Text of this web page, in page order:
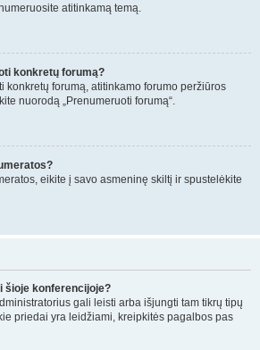
atitinkamą temą.
konkretų forumą?
konkretų forumą, atitinkamo forumo peržiūros
nuorodą „Prenumeruoti forumą“.
eikite į savo asmeninę skiltį ir spustelėkite
šioje konferencijoje?
gali leisti arba išjungti tam tikrų tipų
priedai yra leidžiami, kreipkitės pagalbos pas